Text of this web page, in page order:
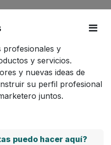
profesionales y
y servicios.
y nuevas ideas de
su perfil profesional
juntos.
puedo hacer aquí?